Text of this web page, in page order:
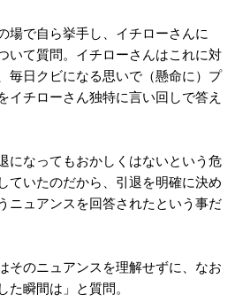
場で自ら挙手し、イチローさんに
いて質問。イチローさんはこれに対
毎日クビになる思いで（懸命に）プ
イチローさん独特に言い回しで答え
になってもおかしくはないという危
ていたのだから、引退を明確に決め
ニュアンスを回答されたという事だ
そのニュアンスを理解せずに、なお
た瞬間は」と質問。